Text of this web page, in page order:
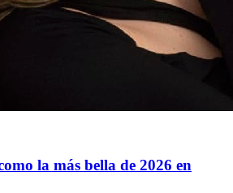
la más bella de 2026 en